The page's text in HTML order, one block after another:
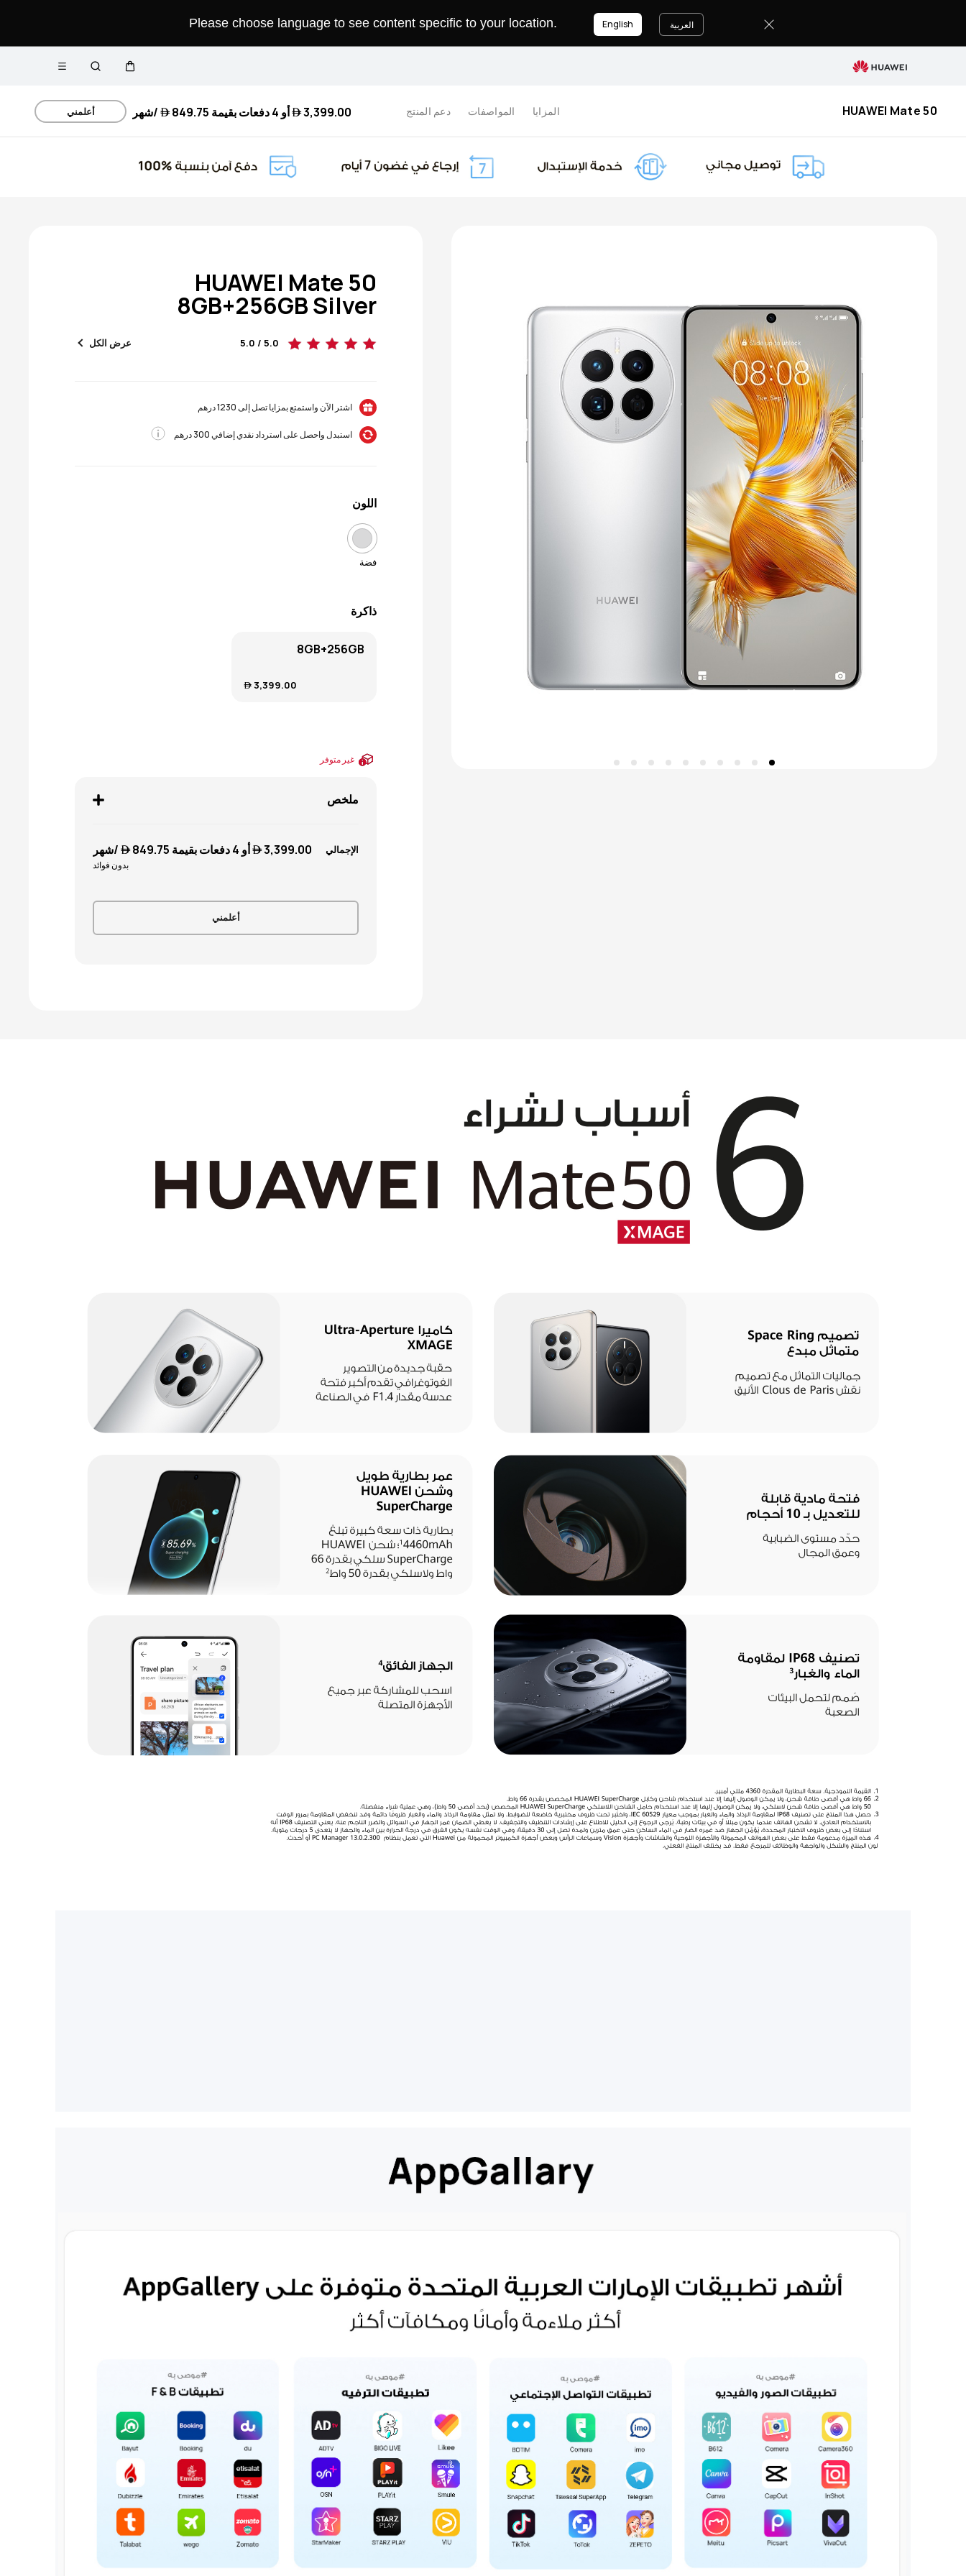
Please choose language to see content specific to your location. العربية English
فتح القائمة
HUAWEI Mate 50 المزايا المواصفات دعم المنتج 3,399.00  أو 4 دفعات بقيمة 849.75  /شهر أعلمني
HUAWEI Mate 50
8GB+256GB Silver
5.0 / 5.0 عرض الكل
اشتر الآن واستمتع بمزايا تصل إلى 1230 درهم
استبدل واحصل على استرداد نقدي إضافي 300 درهم
اللون
فضة
ذاكرة
8GB+256GB
3,399.00 
غير متوفر
ملخص
الإجمالي 3,399.00  أو 4 دفعات بقيمة 849.75  /شهر
بدون فوائد
أعلمني